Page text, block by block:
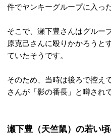
件でヤンキーグループに入っ
そこで、瀬下豊さんはグルー
原克己さんに殴りかかろうと
ていたそうです。
そのため、当時は後ろで控え
さんが「影の番長」と噂され
瀬下豊（天竺鼠）の若い